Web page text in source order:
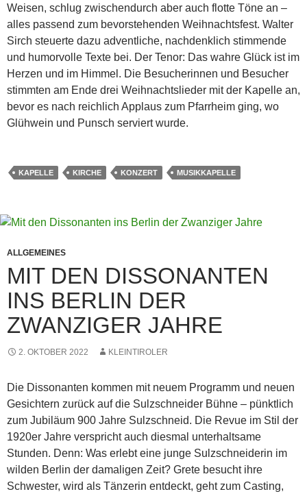
Weisen, schlug zwischendurch aber auch flotte Töne an –
alles passend zum bevorstehenden Weihnachtsfest. Walter
Sirch steuerte dazu adventliche, nachdenklich stimmende
und humorvolle Texte bei. Der Tenor: Das wahre Glück ist im
Herzen und im Himmel. Die Besucherinnen und Besucher
stimmten am Ende drei Weihnachtslieder mit der Kapelle an,
bevor es nach reichlich Applaus zum Pfarrheim ging, wo
Glühwein und Punsch serviert wurde.
KAPELLE KIRCHE KONZERT MUSIKKAPELLE
ALLGEMEINES
MIT DEN DISSONANTEN
INS BERLIN DER
ZWANZIGER JAHRE
2. OKTOBER 2022 KLEINTIROLER
Die Dissonanten kommen mit neuem Programm und neuen
Gesichtern zurück auf die Sulzschneider Bühne – pünktlich
zum Jubiläum 900 Jahre Sulzschneid. Die Revue im Stil der
1920er Jahre verspricht auch diesmal unterhaltsame
Stunden. Denn: Was erlebt eine junge Sulzschneiderin im
wilden Berlin der damaligen Zeit? Grete besucht ihre
Schwester, wird als Tänzerin entdeckt, geht zum Casting,